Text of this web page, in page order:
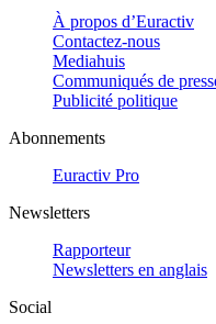
À propos d’Euractiv
Contactez-nous
Mediahuis
Communiqués de
Publicité politique
Abonnements
Euractiv Pro
Newsletters
Rapporteur
Newsletters en anglais
Social